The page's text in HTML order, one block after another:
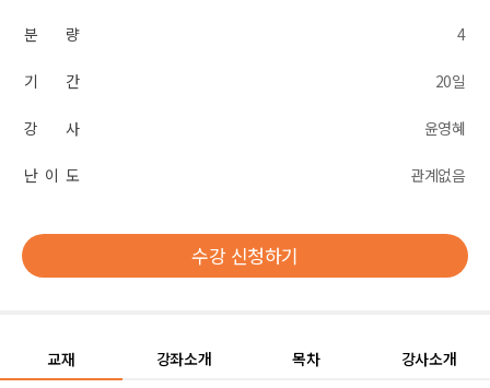
분 량 4
기 간 20일
강 사 윤영혜
난 이 도 관계없음
수강 신청하기
교재 강좌소개 목차 강사소개